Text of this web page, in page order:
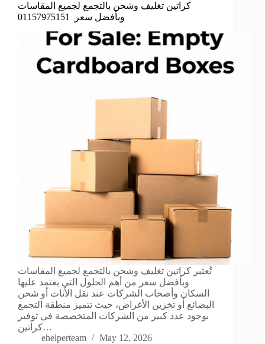
كراتين تغليف وشحن بالتجمع لجميع المقاسات
وبأفضل سعر 01157975151
تُعتبر كراتين تغليف وشحن بالتجمع لجميع المقاسات
وبأفضل سعر من أهم الحلول التي يعتمد عليها
السكان وأصحاب الشركات عند نقل الأثاث أو شحن
البضائع أو تخزين الأغراض، حيث تتميز منطقة التجمع
بوجود عدد كبير من الشركات المتخصصة في توفير
كراتين…
ehelperteam
May 12, 2026